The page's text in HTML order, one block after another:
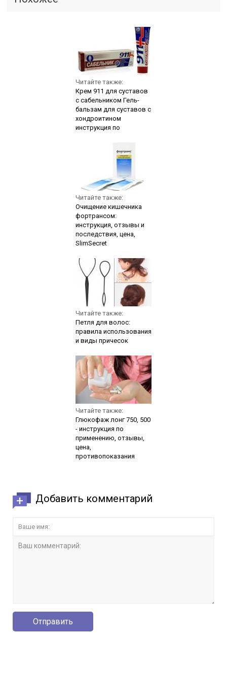
Читайте также:
Крем 911 для суставов
с сабельником Гель-
бальзам для суставов с
хондроитином
инструкция по
Читайте также:
Очищение кишечника
фортрансом:
инструкция, отзывы и
последствия, цена,
SlimSecret
Читайте также:
Петля для волос:
правила использования
и виды причесок
Читайте также:
Глюкофаж лонг 750, 500
- инструкция по
применению, отзывы,
цена,
противопоказания
Добавить комментарий